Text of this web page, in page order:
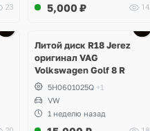
23 5,000 ₽ 14
Литой диск R18 Jerez
оригинал VAG
Volkswagen Golf 8 R
5H0601025Q +1
VW
1 неделю назад